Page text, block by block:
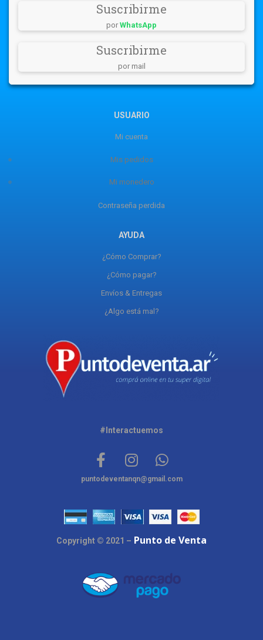
Suscribirme
por WhatsApp
Suscribirme
por mail
USUARIO
Mi cuenta
Mis pedidos
Mi monedero
Contraseña perdida
AYUDA
¿Cómo Comprar?
¿Cómo pagar?
Envíos & Entregas
¿Algo está mal?
#Interactuemos
puntodeventanqn@gmail.com
Copyright © 2021 – Punto de Venta